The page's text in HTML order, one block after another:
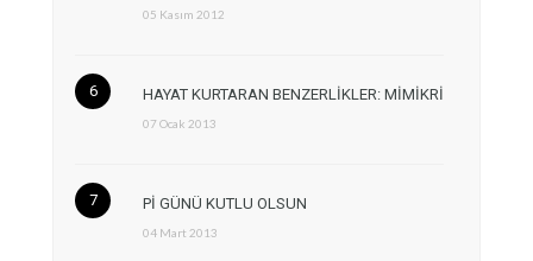
05 Kasım 2012
HAYAT KURTARAN BENZERLİKLER: MİMİKRİ
07 Ocak 2013
Pİ GÜNÜ KUTLU OLSUN
04 Mart 2013